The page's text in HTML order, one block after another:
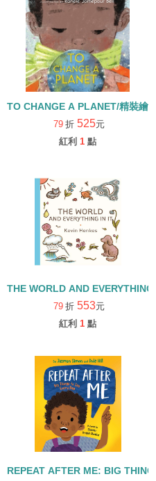
TO CHANGE A PLANET/精裝繪本
79 折 525元
紅利 1 點
THE WORLD AND
79 折 553元
紅利 1 點
REPEAT AFTER ME: BIG